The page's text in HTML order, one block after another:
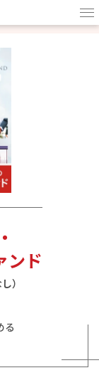
ンド
）
る